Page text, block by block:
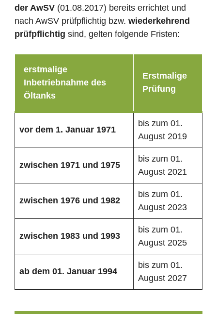
der AwSV (01.08.2017) bereits errichtet und
nach AwSV prüfpflichtig bzw. wiederkehrend
prüfpflichtig sind, gelten folgende Fristen:
erstmalige
Inbetriebnahme des
Öltanks
Erstmalige
Prüfung
vor dem 1. Januar 1971
bis zum 01.
August 2019
zwischen 1971 und 1975
bis zum 01.
August 2021
zwischen 1976 und 1982
bis zum 01.
August 2023
zwischen 1983 und 1993
bis zum 01.
August 2025
ab dem 01. Januar 1994
bis zum 01.
August 2027